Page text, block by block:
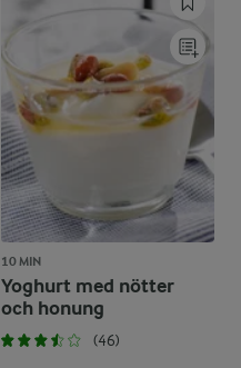
10 MIN
Yoghurt med nötter
och honung
(46)